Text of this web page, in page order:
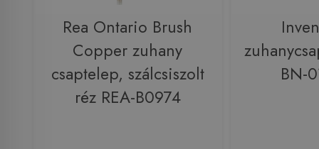
Rea Ontario Brush
Copper zuhany
csaptelep, szálcsiszolt
réz REA-B0974
BN-